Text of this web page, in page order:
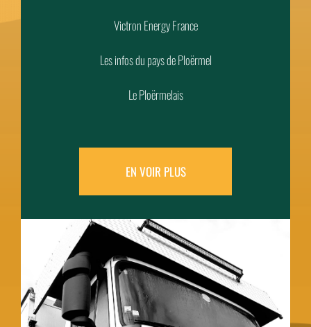
Victron Energy France
Les infos du pays de Ploërmel
Le Ploërmelais
EN VOIR PLUS